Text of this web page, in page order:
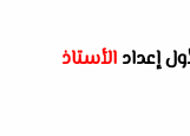
إعداد الأستاذ